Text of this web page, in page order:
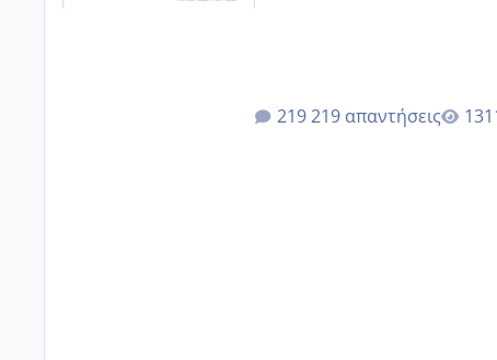
219 απαντήσεις